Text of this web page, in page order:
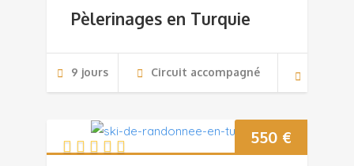
Pèlerinages en Turquie
9 jours Circuit accompagné
550 €